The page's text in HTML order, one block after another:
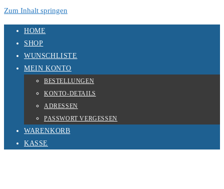
Zum Inhalt springen
HOME
SHOP
WUNSCHLISTE
MEIN KONTO
BESTELLUNGEN
KONTO-DETAILS
ADRESSEN
PASSWORT VERGESSEN
WARENKORB
KASSE